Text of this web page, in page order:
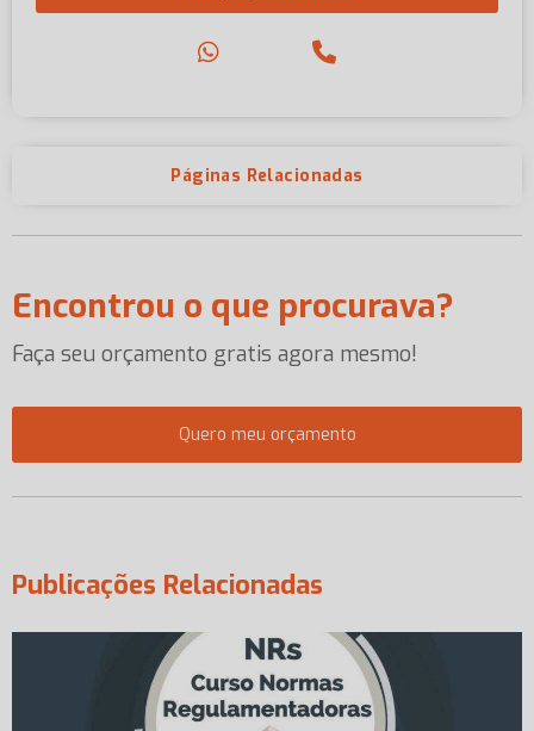
Páginas Relacionadas
Encontrou o que procurava?
Faça seu orçamento gratis agora mesmo!
Quero meu orçamento
Publicações Relacionadas